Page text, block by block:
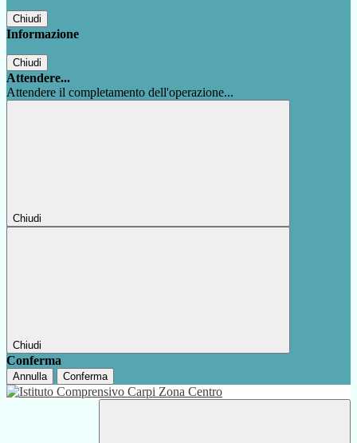
Chiudi
Informazione
Chiudi
Attendere...
Attendere il completamento dell'operazione...
Chiudi
Chiudi
Conferma
Annulla Conferma